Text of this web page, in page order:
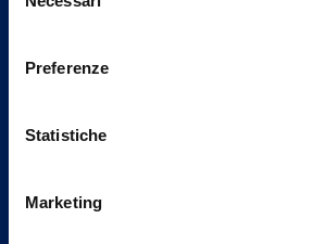
del
Preferenze
Statistiche
Marketing